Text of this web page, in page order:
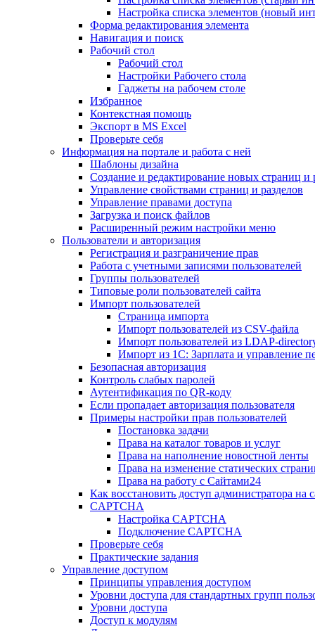
Настройка списка элементов (новый
Форма редактирования элемента
Навигация и поиск
Рабочий стол
Рабочий стол
Настройки Рабочего стола
Гаджеты на рабочем столе
Избранное
Контекстная помощь
Экспорт в MS Excel
Проверьте себя
Информация на портале и работа с ней
Шаблоны дизайна
Создание и редактирование новых страниц и
Управление свойствами страниц и разделов
Управление правами доступа
Загрузка и поиск файлов
Расширенный режим настройки меню
Пользователи и авторизация
Регистрация и разграничение прав
Работа с учетными записями пользователей
Группы пользователей
Типовые роли пользователей сайта
Импорт пользователей
Страница импорта
Импорт пользователей из CSV-файла
Импорт пользователей из LDAP-
Импорт из 1С: Зарплата и управление
Безопасная авторизация
Контроль слабых паролей
Аутентификация по QR-коду
Если пропадает авторизация пользователя
Примеры настройки прав пользователей
Постановка задачи
Права на каталог товаров и услуг
Права на наполнение новостной ленты
Права на изменение статических
Права на работу с Сайтами24
Как восстановить доступ администратора на
CAPTCHA
Настройка CAPTCHA
Подключение CAPTCHA
Проверьте себя
Практические задания
Управление доступом
Принципы управления доступом
Уровни доступа для стандартных групп
Уровни доступа
Доступ к модулям